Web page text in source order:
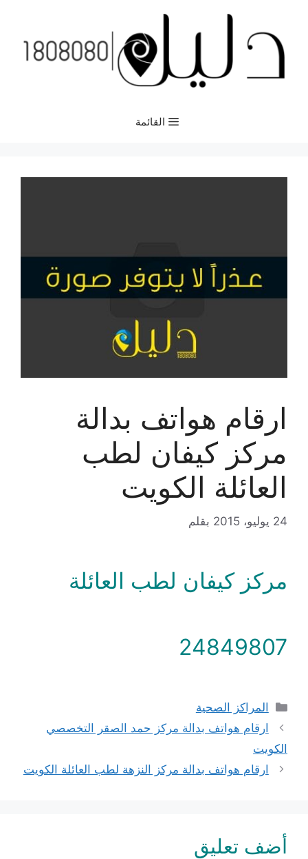
المحتوى
القائمة
ارقام هواتف بدالة
مركز كيفان لطب
العائلة الكويت
24 يوليو، 2015 بقلم
مركز كيفان لطب العائلة
24849807
التصنيفات
المراكز الصحية
ارقام هواتف بدالة مركز حمد الصقر التخصصي
الكويت
ارقام هواتف بدالة مركز النزهة لطب العائلة الكويت
أضف تعليق